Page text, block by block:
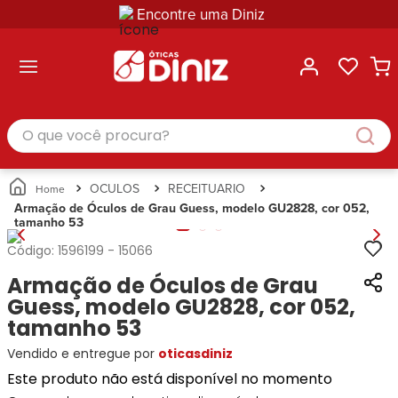
Encontre uma Diniz
Masculino
Feminino
Infantil
Unissex
Busque
Por
Marcas
Ana
Hickmann
Bulget
Miu-
Guess
Lacoste
Categorias
Masculino
Feminino
Infantil
Unissex
Busque
Por
Marcas
Ray-
Ban
Prada
Ana
Hickmann
Tecnol
Correntes
para
Óculos
Estojos
para
Óculos
Soluções
Cuidados
Busque
Ray-
Ban
Prada
Exchange
Tommy
Hilfiger
Ana
Hickmann
Guess
Speedo
Categoria
Armações
de Óculos
Óculos
de Sol
Corrente
para
Estojo
para
Óculos
Masculino
Feminino
O que você procura?
OCULOS
RECEITUARIO
Armação de Óculos de Grau Guess, modelo GU2828, cor 052,
tamanho 53
Código: 1596199 - 15066
Armação de Óculos de Grau
Guess, modelo GU2828, cor 052,
tamanho 53
Vendido e entregue por oticasdiniz
Este produto não está disponível no momento